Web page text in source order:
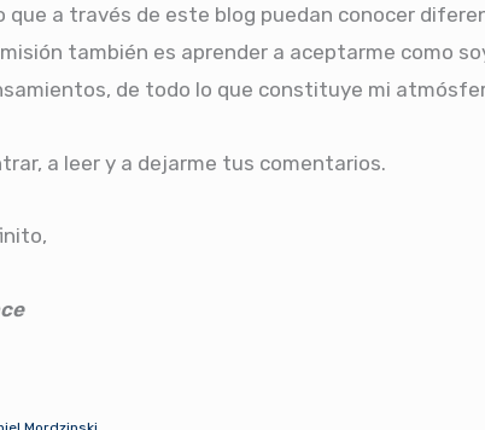
que a través de este blog puedan conocer
también es aprender a aceptarme como
de todo lo que constituye mi
a leer y a dejarme tus comentarios.